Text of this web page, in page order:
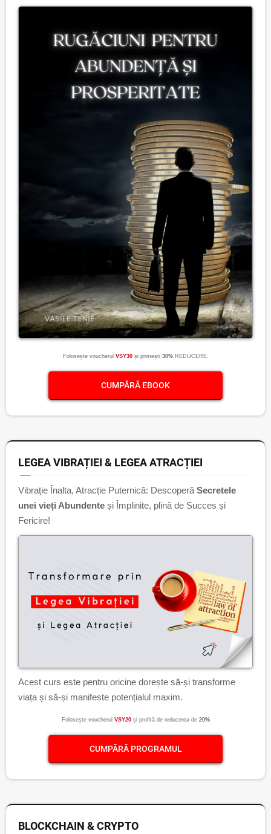
Folosește voucherul VSY30 și primești 30%REDUCERE.
CUMPĂRĂ EBOOK
LEGEA VIBRAȚIEI & LEGEA ATRACȚIEI
Vibrație Înalta, Atracție Puternică: DescoperăSecretele
unei vieți Abundente și Împlinite, plină de Succes și
Fericire!
Acest curs este pentru oricine dorește să-și transforme
viața și să-și manifeste potențialul maxim.
Folosește voucherul VSY20și profită de reducerea de 20%
CUMPĂRĂ PROGRAMUL
BLOCKCHAIN & CRYPTO